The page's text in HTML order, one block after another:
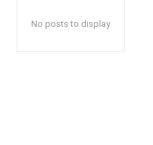
No posts to display